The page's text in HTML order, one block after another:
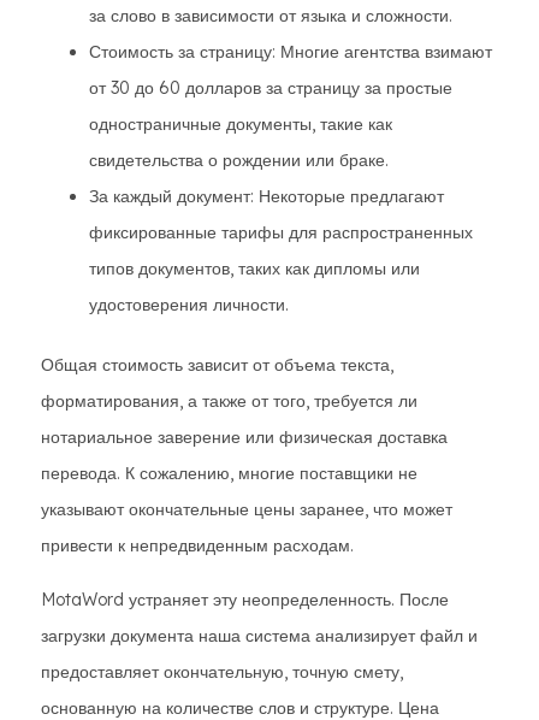
за слово в зависимости от языка и сложности.
Стоимость за страницу: Многие агентства взимают
от 30 до 60 долларов за страницу за простые
одностраничные документы, такие как
свидетельства о рождении или браке.
За каждый документ: Некоторые предлагают
фиксированные тарифы для распространенных
типов документов, таких как дипломы или
удостоверения личности.
Общая стоимость зависит от объема текста,
форматирования, а также от того, требуется ли
нотариальное заверение или физическая доставка
перевода. К сожалению, многие поставщики не
указывают окончательные цены заранее, что может
привести к непредвиденным расходам.
MotaWord устраняет эту неопределенность. После
загрузки документа наша система анализирует файл и
предоставляет окончательную, точную смету,
основанную на количестве слов и структуре. Цена